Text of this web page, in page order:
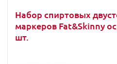
Набор спиртовых
маркеров Fat&Skinny
шт.